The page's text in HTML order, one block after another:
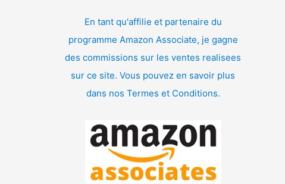
En tant qu'affilie et partenaire du
programme Amazon Associate, je gagne
des commissions sur les ventes realisees
sur ce site. Vous pouvez en savoir plus
dans nos Termes et Conditions.